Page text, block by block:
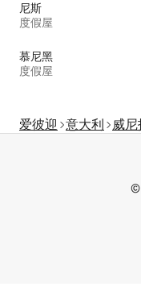
尼斯
度假屋
慕尼黑
度假屋
爱彼迎 意大利 威尼
©